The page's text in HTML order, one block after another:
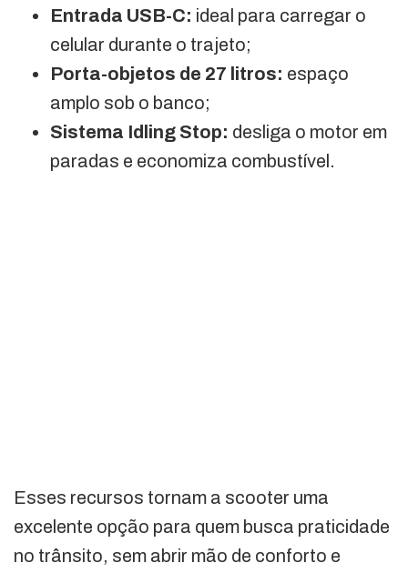
Entrada USB-C: ideal para carregar o
celular durante o trajeto;
Porta-objetos de 27 litros: espaço
amplo sob o banco;
Sistema Idling Stop: desliga o motor em
paradas e economiza combustível.
Esses recursos tornam a scooter uma
excelente opção para quem busca praticidade
no trânsito, sem abrir mão de conforto e